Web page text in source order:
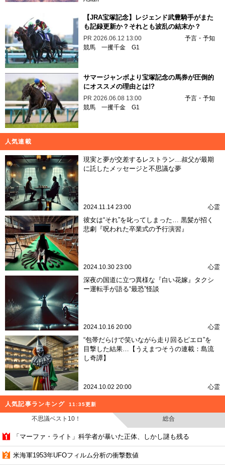
【JRA宝塚記念】レジェンド武豊騎手がまた
も記録更新か？それとも波乱の結末か？
PR 2026.06.12 13:00
予言・予知
競馬 一攫千金 G1
サマージャンボより宝塚記念の馬券が圧倒的
にオススメの理由とは!?
PR 2026.06.08 13:00
予言・予知
競馬 一攫千金 G1
人気連載
現実と夢が交差するレストラン…叔父が最期
に託したメッセージと不思議な夢
2024.11.14 23:00 心霊
彼女は“それ”を叱ってしまった… 黒髪が招く
悲劇『呪われた卒業式の予行演習』
2024.10.30 23:00 心霊
深夜の国道に立つ異様な『白い花嫁』タクシ
ー運転手が語る“最恐”怪談
2024.10.16 20:00 心霊
“包帯だらけで笑いながら走り回るピエロ”を
目撃した結果…【うえまつそうの連載：島流
し奇譚】
2024.10.02 20:00 心霊
人気記事ランキング 11:35更新
不思議ベスト10！ 総合
「マーファ・ライト」科学者が暴いた正体、しかし謎も残る
米海軍1953年UFOフィルム分析の衝撃数値